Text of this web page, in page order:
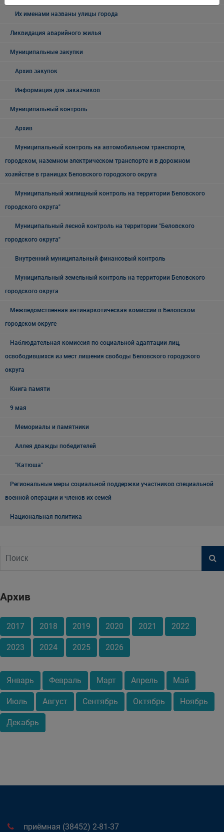
Их именами названы улицы города
Ликвидация аварийного жилья
Муниципальные закупки
Архив закупок
Информация для заказчиков
Муниципальный контроль
Архив
Муниципальный контроль на автомобильном транспорте,
городском, наземном электрическом транспорте и в дорожном
хозяйстве в границах Беловского городского округа
Муниципальный жилищный контроль на территории Беловского
городского округа"
Муниципальный лесной контроль на территории "Беловского
городского округа"
Внутренний муниципальный финансовый контроль
Муниципальный земельный контроль на территории Беловского
городского округа
Межведомственная антинаркотическая комиссии в Беловском
городском округе
Наблюдательная комиссия по социальной адаптации лиц,
освободившихся из мест лишения свободы Беловского городского
округа
Книга памяти
9 мая
Мемориалы и памятники
Аллея дважды победителей
"Катюша"
Региональные меры социальной поддержки участников специальной
военной операции и членов их семей
Национальная политика
Архив
2017 2018 2019 2020 2021 2022
2023 2024 2025 2026
Январь Февраль Март Апрель Май
Июль Август Сентябрь Октябрь Ноябрь
Декабрь
приёмная (38452) 2-81-37